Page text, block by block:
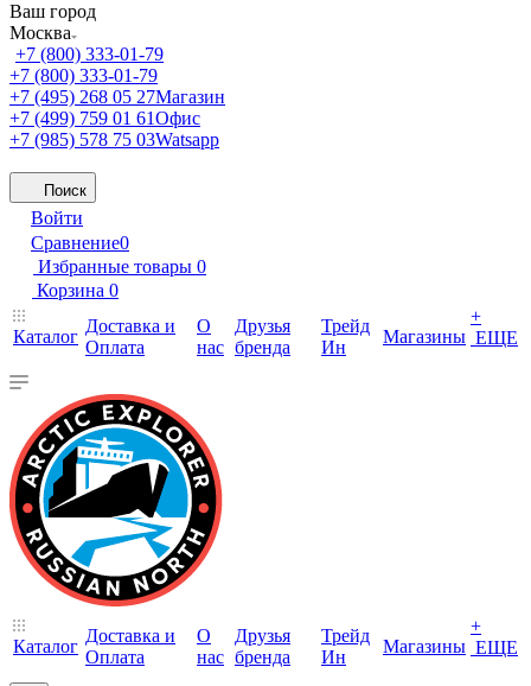
Ваш город
Москва
+7 (800) 333-01-79
+7 (800) 333-01-79
+7 (495) 268 05 27Магазин
+7 (499) 759 01 61Офис
+7 (985) 578 75 03Watsapp
Поиск
Войти
Сравнение0
Избранные товары 0
Корзина 0
Каталог
Доставка и
Оплата
О
нас
Друзья
бренда
Трейд
Ин
Магазины
+
ЕЩЕ
Каталог
Доставка и
Оплата
О
нас
Друзья
бренда
Трейд
Ин
Магазины
+
ЕЩЕ